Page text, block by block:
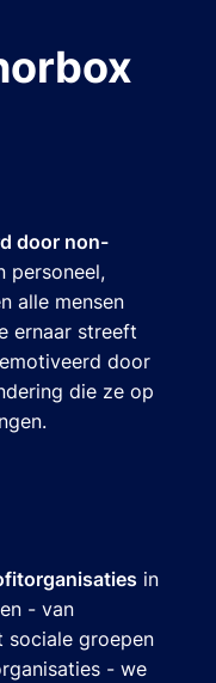
door non-
personeel,
alle mensen
ernaar streeft
door
die ze op
in
- van
sociale groepen
- we